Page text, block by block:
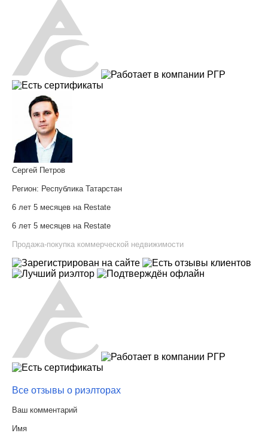
Сергей Петров
Регион: Республика Татарстан
6 лет 5 месяцев на Restate
6 лет 5 месяцев на Restate
Продажа-покупка коммерческой недвижимости
Все отзывы о риэлторах
Ваш комментарий
Имя